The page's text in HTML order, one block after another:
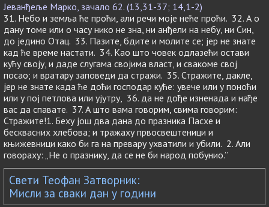
Јеванђеље Марко, зачало 62. (13,31-37; 14,1-2)
31. Небо и земља ће проћи, али речи моје неће проћи. 32. А о
дану томе или о часу нико не зна, ни анђели на небу, ни Син,
до једино Отац. 33. Пазите, бдите и молите се; јер не знате
кад ће време настати. 34. Као што човек одлазећи остави
кућу своју, и даде слугама својима власт, и свакоме свој
посао; и вратару заповеди да стражи. 35. Стражите, дакле,
јер не знате када ће доћи господар куће: увече или у поноћи
или у пој петлова или ујутру, 36. да не дође изненада и нађе
вас да спавате. 37. А што вама говорим, свима говорим:
Стражите!1. Беху још два дана до празника Пасхе и
бесквасних хлебова; и тражаху првосвештеници и
књижевници како би га на превару ухватили и убили. 2. Али
говораху: „Не о празнику, да се не би народ побунио.”
Свети Теофан Затворник:
Мисли за сваки дан у години